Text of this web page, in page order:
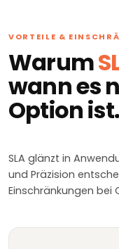
VORTEILE &
Warum
wann es
Option ist.
SLA glänzt in
und Präzision
Einschränkungen bei